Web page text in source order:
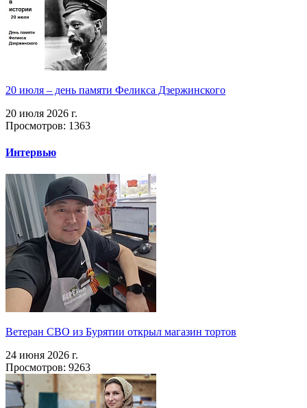
20 июля – день памяти Феликса Дзержинского
20 июля 2026 г.
Просмотров: 1363
Интервью
Ветеран СВО из Бурятии открыл магазин тортов
24 июня 2026 г.
Просмотров: 9263